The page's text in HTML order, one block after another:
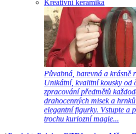
Kreativní keramika
Půvabná, barevná a krásně
Unikátní, kvalitní kousky od
zpracování předmětů
drahocenných misek a
elegantní figurky. Vstupte a
trochu kuriozní magie...